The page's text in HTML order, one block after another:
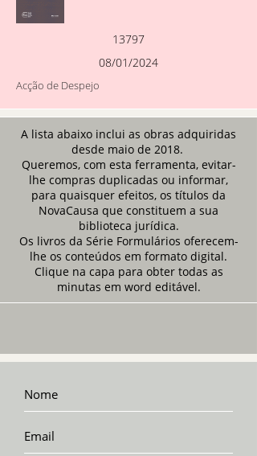
13797
08/01/2024
Acção de Despejo
A lista abaixo inclui as obras adquiridas
desde maio de 2018.
Queremos, com esta ferramenta, evitar-
lhe compras duplicadas ou informar,
para quaisquer efeitos, os títulos da
NovaCausa que constituem a sua
biblioteca jurídica.
Os livros da Série Formulários oferecem-
lhe os conteúdos em formato digital.
Clique na capa para obter todas as
minutas em word editável.